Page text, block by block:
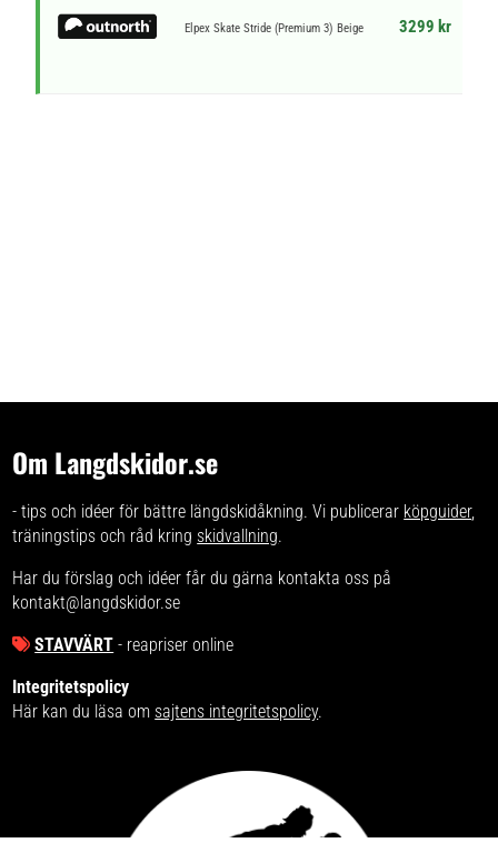
Elpex Skate Stride (Premium 3) Beige 3299 kr
Om Langdskidor.se
- tips och idéer för bättre längdskidåkning. Vi publicerar köpguider,
träningstips och råd kring skidvallning.
Har du förslag och idéer får du gärna kontakta oss på
kontakt@langdskidor.se
STAVVÄRT - reapriser online
Integritetspolicy
Här kan du läsa om sajtens integritetspolicy.